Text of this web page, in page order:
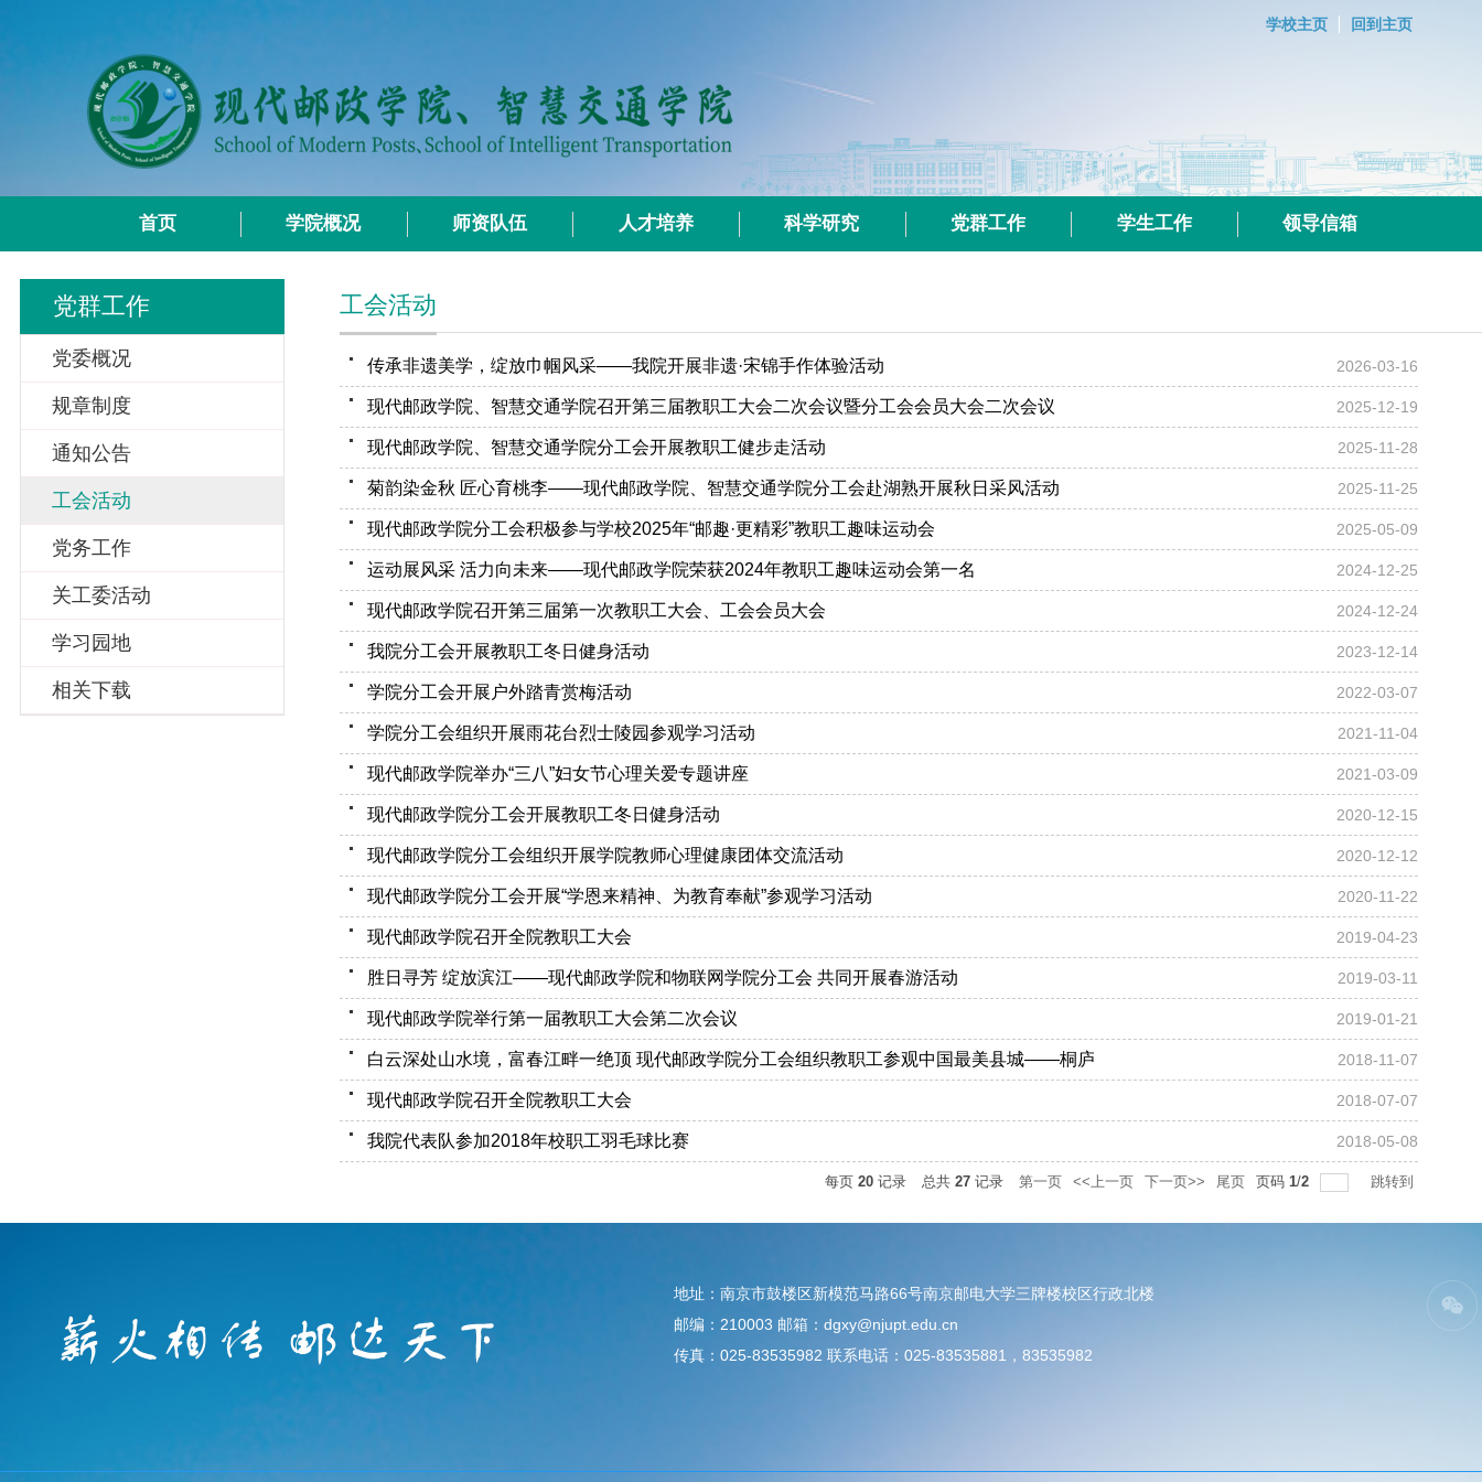
学校主页 回到主页
首页 学院概况 师资队伍 人才培养 科学研究 党群工作 学生工作 领导信箱
党群工作
党委概况
规章制度
通知公告
工会活动
党务工作
关工委活动
学习园地
相关下载
工会活动
传承非遗美学，绽放巾帼风采——我院开展非遗·宋锦手作体验活动 2026-03-16
现代邮政学院、智慧交通学院召开第三届教职工大会二次会议暨分工会会员大会二次会议 2025-12-19
现代邮政学院、智慧交通学院分工会开展教职工健步走活动 2025-11-28
菊韵染金秋 匠心育桃李——现代邮政学院、智慧交通学院分工会赴湖熟开展秋日采风活动 2025-11-25
现代邮政学院分工会积极参与学校2025年“邮趣·更精彩”教职工趣味运动会 2025-05-09
运动展风采 活力向未来——现代邮政学院荣获2024年教职工趣味运动会第一名 2024-12-25
现代邮政学院召开第三届第一次教职工大会、工会会员大会 2024-12-24
我院分工会开展教职工冬日健身活动 2023-12-14
学院分工会开展户外踏青赏梅活动 2022-03-07
学院分工会组织开展雨花台烈士陵园参观学习活动 2021-11-04
现代邮政学院举办“三八”妇女节心理关爱专题讲座 2021-03-09
现代邮政学院分工会开展教职工冬日健身活动 2020-12-15
现代邮政学院分工会组织开展学院教师心理健康团体交流活动 2020-12-12
现代邮政学院分工会开展“学恩来精神、为教育奉献”参观学习活动 2020-11-22
现代邮政学院召开全院教职工大会 2019-04-23
胜日寻芳 绽放滨江——现代邮政学院和物联网学院分工会 共同开展春游活动 2019-03-11
现代邮政学院举行第一届教职工大会第二次会议 2019-01-21
白云深处山水境，富春江畔一绝顶 现代邮政学院分工会组织教职工参观中国最美县城——桐庐 2018-11-07
现代邮政学院召开全院教职工大会 2018-07-07
我院代表队参加2018年校职工羽毛球比赛 2018-05-08
每页 20 记录 总共 27 记录 第一页 <<上一页 下一页>> 尾页 页码 1/2 跳转到
地址：南京市鼓楼区新模范马路66号南京邮电大学三牌楼校区行政北楼
邮编：210003 邮箱：dgxy@njupt.edu.cn
传真：025-83535982 联系电话：025-83535881，83535982